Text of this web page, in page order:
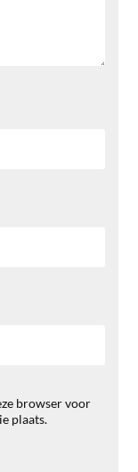
browser voor
plaats.